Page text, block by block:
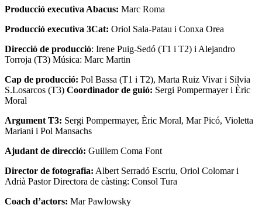
Producció executiva Abacus: Marc Roma
Producció executiva 3Cat: Oriol Sala-Patau i Conxa Orea
Direcció de producció: Irene Puig-Sedó (T1 i T2) i Alejandro
Torroja (T3) Música: Marc Martin
Cap de producció: Pol Bassa (T1 i T2), Marta Ruiz Vivar i Silvia
S.Losarcos (T3) Coordinador de guió: Sergi Pompermayer i Èric
Moral
Argument T3: Sergi Pompermayer, Èric Moral, Mar Picó, Violetta
Mariani i Pol Mansachs
Ajudant de direcció: Guillem Coma Font
Director de fotografia: Albert Serradó Escriu, Oriol Colomar i
Adrià Pastor Directora de càsting: Consol Tura
Coach d’actors: Mar Pawlowsky